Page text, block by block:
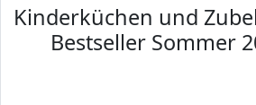
Kinderküchen und
Bestseller Sommer